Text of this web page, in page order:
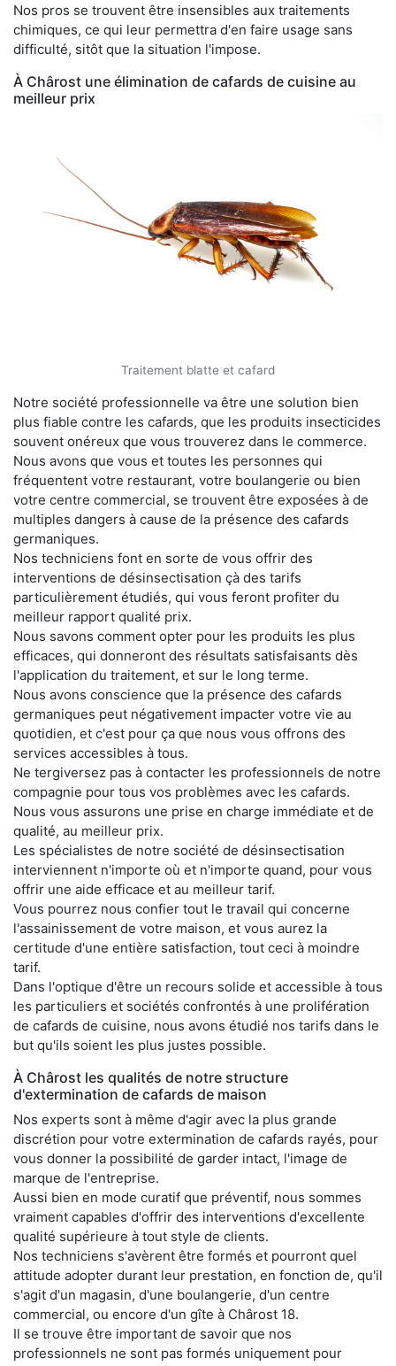
Nos pros se trouvent être insensibles aux traitements
chimiques, ce qui leur permettra d'en faire usage sans
difficulté, sitôt que la situation l'impose.
À Chârost une élimination de cafards de cuisine au
meilleur prix
Traitement blatte et cafard
Notre société professionnelle va être une solution bien
plus fiable contre les cafards, que les produits insecticides
souvent onéreux que vous trouverez dans le commerce.
Nous avons que vous et toutes les personnes qui
fréquentent votre restaurant, votre boulangerie ou bien
votre centre commercial, se trouvent être exposées à de
multiples dangers à cause de la présence des cafards
germaniques.
Nos techniciens font en sorte de vous offrir des
interventions de désinsectisation çà des tarifs
particulièrement étudiés, qui vous feront profiter du
meilleur rapport qualité prix.
Nous savons comment opter pour les produits les plus
efficaces, qui donneront des résultats satisfaisants dès
l'application du traitement, et sur le long terme.
Nous avons conscience que la présence des cafards
germaniques peut négativement impacter votre vie au
quotidien, et c'est pour ça que nous vous offrons des
services accessibles à tous.
Ne tergiversez pas à contacter les professionnels de notre
compagnie pour tous vos problèmes avec les cafards.
Nous vous assurons une prise en charge immédiate et de
qualité, au meilleur prix.
Les spécialistes de notre société de désinsectisation
interviennent n'importe où et n'importe quand, pour vous
offrir une aide efficace et au meilleur tarif.
Vous pourrez nous confier tout le travail qui concerne
l'assainissement de votre maison, et vous aurez la
certitude d'une entière satisfaction, tout ceci à moindre
tarif.
Dans l'optique d'être un recours solide et accessible à tous
les particuliers et sociétés confrontés à une prolifération
de cafards de cuisine, nous avons étudié nos tarifs dans le
but qu'ils soient les plus justes possible.
À Chârost les qualités de notre structure
d'extermination de cafards de maison
Nos experts sont à même d'agir avec la plus grande
discrétion pour votre extermination de cafards rayés, pour
vous donner la possibilité de garder intact, l'image de
marque de l'entreprise.
Aussi bien en mode curatif que préventif, nous sommes
vraiment capables d'offrir des interventions d'excellente
qualité supérieure à tout style de clients.
Nos techniciens s'avèrent être formés et pourront quel
attitude adopter durant leur prestation, en fonction de, qu'il
s'agit d'un magasin, d'une boulangerie, d'un centre
commercial, ou encore d'un gîte à Chârost 18.
Il se trouve être important de savoir que nos
professionnels ne sont pas formés uniquement pour